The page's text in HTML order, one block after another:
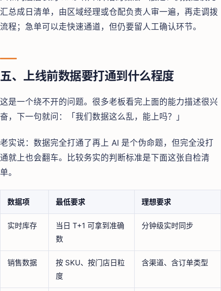
汇总成日清单，由区域经理或仓配负责人审一遍，再走调拨
流程；急单可以走快速通道，但仍要留人工确认环节。
五、上线前数据要打通到什么程度
这是一个绕不开的问题。很多老板看完上面的能力描述很兴
奋，下一句就问：「我们数据这么乱，能上吗？」
老实说：数据完全打通了再上 AI 是个伪命题，但完全没打
通就上也会翻车。比较务实的判断标准是下面这张自检清
单。
数据项 最低要求 理想要求
实时库存
当日 T+1 可拿到准确
数
分钟级实时同步
销售数据
按 SKU、按门店日粒
度
含渠道、含订单类型